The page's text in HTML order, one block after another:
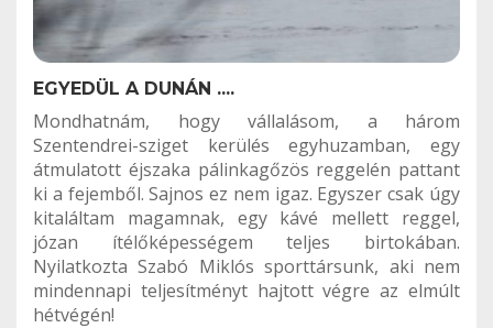
EGYEDÜL A DUNÁN ....
Mondhatnám, hogy vállalásom, a három
Szentendrei-sziget kerülés egyhuzamban, egy
átmulatott éjszaka pálinkagőzös reggelén pattant
ki a fejemből. Sajnos ez nem igaz. Egyszer csak úgy
kitaláltam magamnak, egy kávé mellett reggel,
józan ítélőképességem teljes birtokában.
Nyilatkozta Szabó Miklós sporttársunk, aki nem
mindennapi teljesítményt hajtott végre az elmúlt
hétvégén!